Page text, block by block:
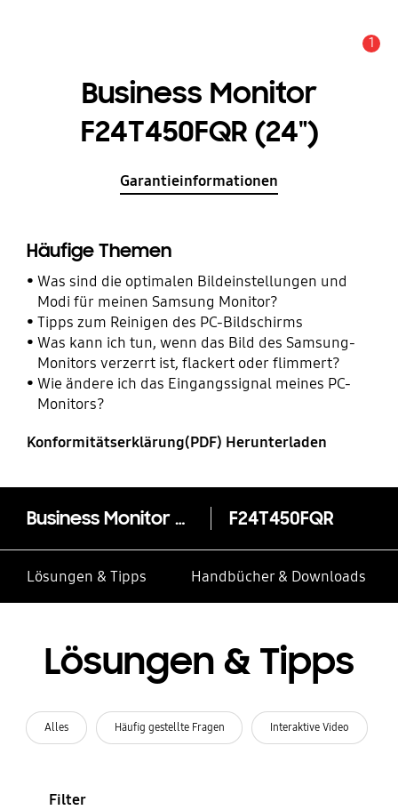
1
Business Monitor
F24T450FQR (24")
Garantieinformationen
Häufige Themen
Was sind die optimalen Bildeinstellungen und
Modi für meinen Samsung Monitor?
Tipps zum Reinigen des PC-Bildschirms
Was kann ich tun, wenn das Bild des Samsung-
Monitors verzerrt ist, flackert oder flimmert?
Wie ändere ich das Eingangssignal meines PC-
Monitors?
Konformitätserklärung(PDF) Herunterladen
Business Monitor F24T450FQR (24") F24T450FQR
Lösungen & Tipps Handbücher & Downloads
Lösungen & Tipps
Alles Häufig gestellte Fragen Interaktive Video
Filter